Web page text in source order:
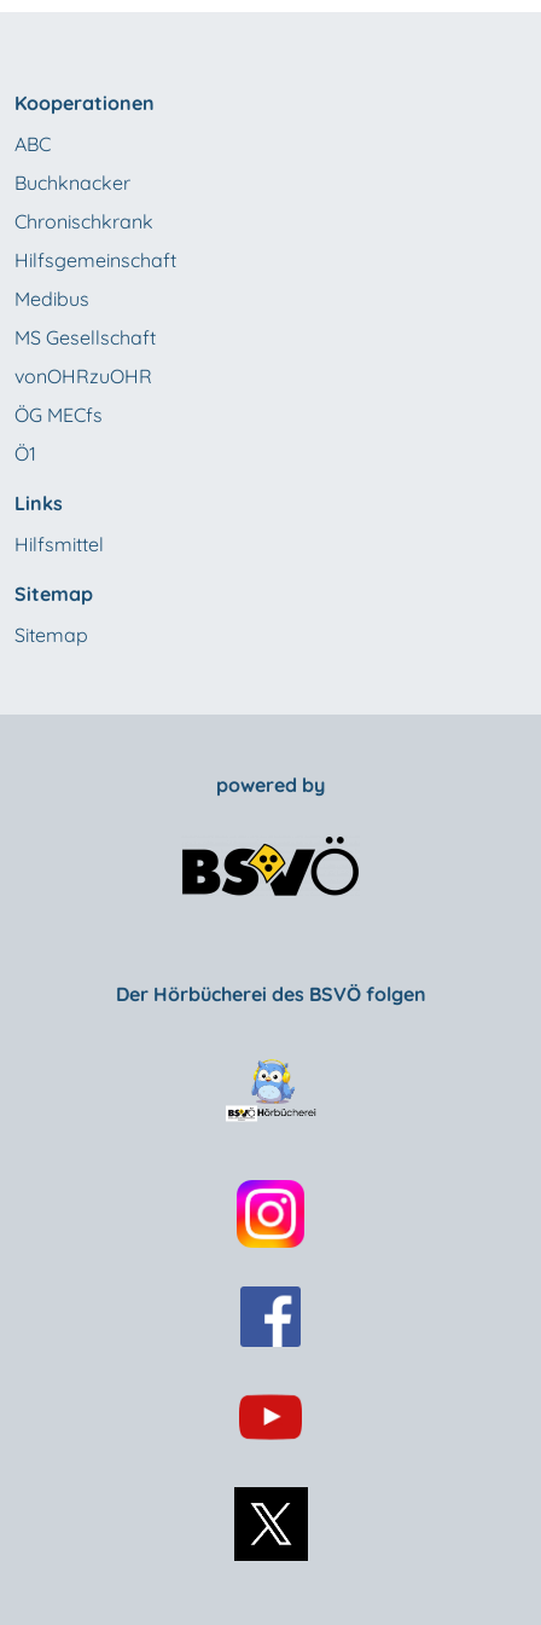
Kooperationen
ABC
Buchknacker
Chronischkrank
Hilfsgemeinschaft
Medibus
MS Gesellschaft
vonOHRzuOHR
ÖG MECfs
Ö1
Links
Hilfsmittel
Sitemap
Sitemap
powered by
Der Hörbücherei des BSVÖ folgen